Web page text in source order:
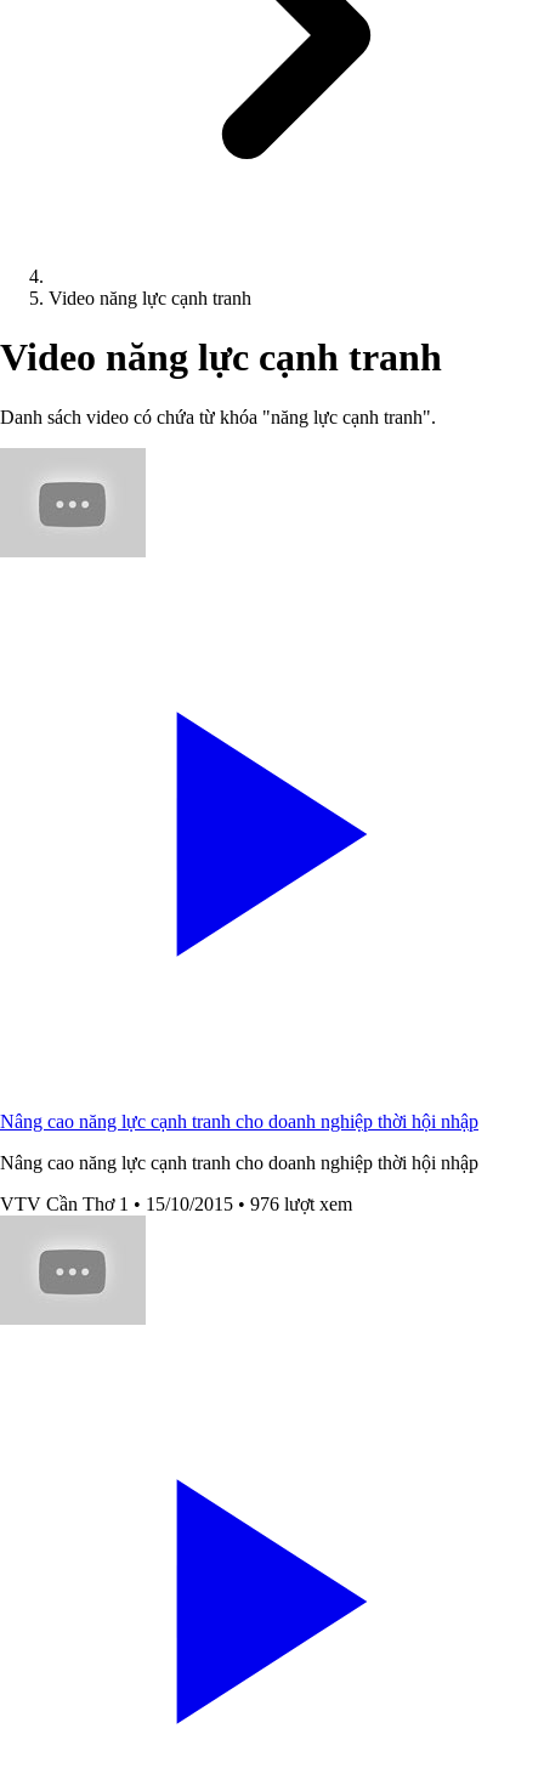
Video năng lực cạnh tranh
Video năng lực cạnh tranh
Danh sách video có chứa từ khóa "năng lực cạnh tranh".
Nâng cao năng lực cạnh tranh cho doanh nghiệp thời hội nhập
Nâng cao năng lực cạnh tranh cho doanh nghiệp thời hội nhập
VTV Cần Thơ 1 • 15/10/2015 • 976 lượt xem